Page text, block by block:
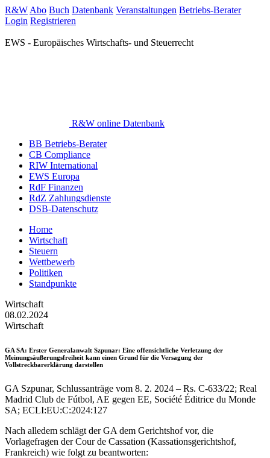
R&W Abo Buch Datenbank Veranstaltungen Betriebs-Berater
Login Registrieren
EWS - Europäisches Wirtschafts- und Steuerrecht
R&W online Datenbank
BB Betriebs-Berater
CB Compliance
RIW International
EWS Europa
RdF Finanzen
RdZ Zahlungsdienste
DSB-Datenschutz
Home
Wirtschaft
Steuern
Wettbewerb
Politiken
Standpunkte
Wirtschaft
08.02.2024
Wirtschaft
GA SA: Erster Generalanwalt Szpunar: Eine offensichtliche Verletzung der
Meinungsäußerungsfreiheit kann einen Grund für die Versagung der
Vollstreckbarerklärung darstellen
GA Szpunar, Schlussanträge vom 8. 2. 2024 – Rs. C-633/22; Real
Madrid Club de Fútbol, AE gegen EE, Société Éditrice du Monde
SA; ECLI:EU:C:2024:127
Nach alledem schlägt der GA dem Gerichtshof vor, die
Vorlagefragen der Cour de Cassation (Kassationsgerichtshof,
Frankreich) wie folgt zu beantworten: